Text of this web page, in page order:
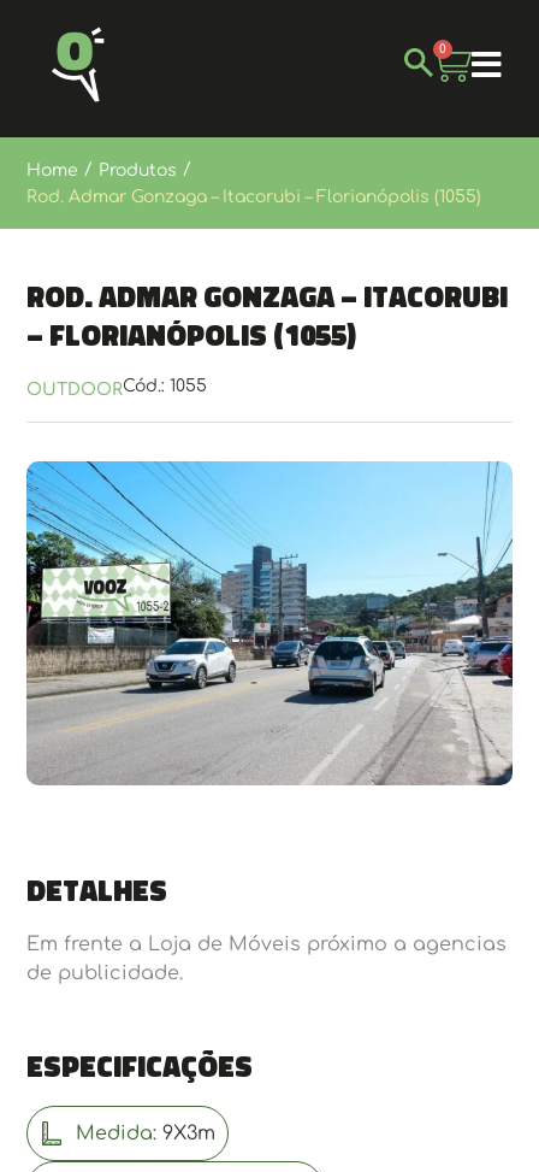
0
Home / Produtos /
Rod. Admar Gonzaga – Itacorubi – Florianópolis (1055)
Rod. Admar Gonzaga – Itacorubi
– Florianópolis (1055)
OUTDOORCód.: 1055
Detalhes
Em frente a Loja de Móveis próximo a agencias
de publicidade.
Especificações
Medida: 9X3m